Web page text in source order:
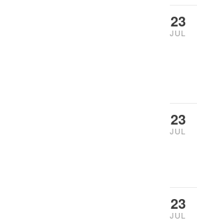
23
JUL
23
JUL
23
JUL